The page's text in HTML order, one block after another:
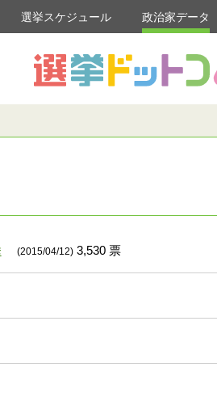
選挙スケジュール 政治家データ
(2015/04/12)3,530 票